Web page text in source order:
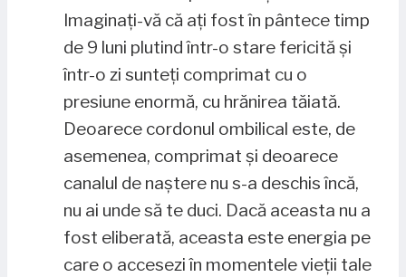
Imaginați-vă că ați fost în pântece timp
de 9 luni plutind într-o stare fericită și
într-o zi sunteți comprimat cu o
presiune enormă, cu hrănirea tăiată.
Deoarece cordonul ombilical este, de
asemenea, comprimat și deoarece
canalul de naștere nu s-a deschis încă,
nu ai unde să te duci. Dacă aceasta nu a
fost eliberată, aceasta este energia pe
care o accesezi în momentele vieții tale